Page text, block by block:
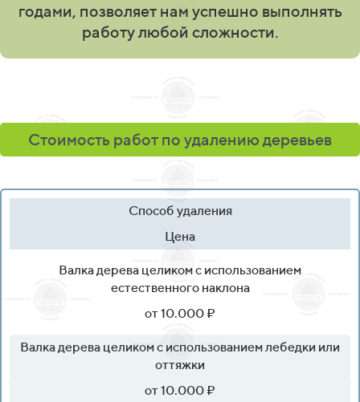
годами, позволяет нам успешно выполнять
работу любой сложности.
Стоимость работ по удалению деревьев
Способ удаления
Цена
Валка дерева целиком с использованием
естественного наклона
от 10.000 ₽
Валка дерева целиком с использованием лебедки или
оттяжки
от 10.000 ₽